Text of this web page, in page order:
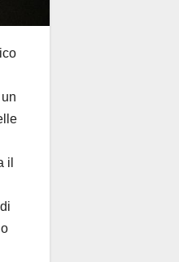
il